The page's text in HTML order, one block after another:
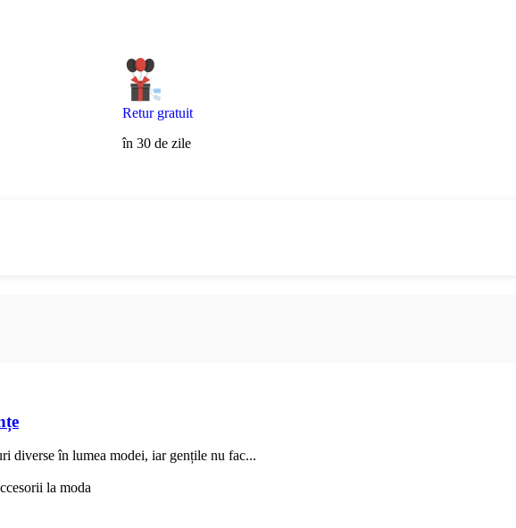
Retur gratuit
în 30 de zile
diverse în lumea modei, iar gențile nu fac...